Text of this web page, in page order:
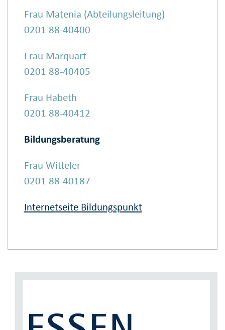
Frau Matenia (Abteilungsleitung)
0201 88-40400
Frau Marquart
0201 88-40405
Frau Habeth
0201 88-40412
Bildungsberatung
Frau Witteler
0201 88-40187
Internetseite Bildungspunkt